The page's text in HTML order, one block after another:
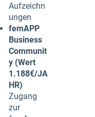
Aufzeichn
ungen
femAPP
Business
Communit
y (Wert
1.188€/JA
HR)
Zugang
zur